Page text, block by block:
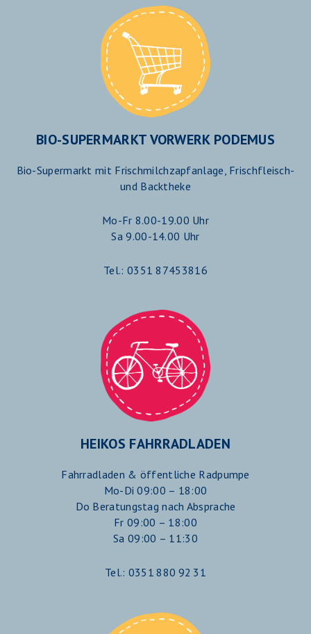
BIO-SUPERMARKT VORWERK PODEMUS
Bio-Supermarkt mit Frischmilchzapfanlage, Frischfleisch-
und Backtheke
Mo-Fr 8.00-19.00 Uhr
Sa 9.00-14.00 Uhr
Tel.: 0351 87453816
HEIKOS FAHRRADLADEN
Fahrradladen & öffentliche Radpumpe
Mo-Di 09:00 – 18:00
Do Beratungstag nach Absprache
Fr 09:00 – 18:00
Sa 09:00 – 11:30
Tel.: 0351 880 92 31